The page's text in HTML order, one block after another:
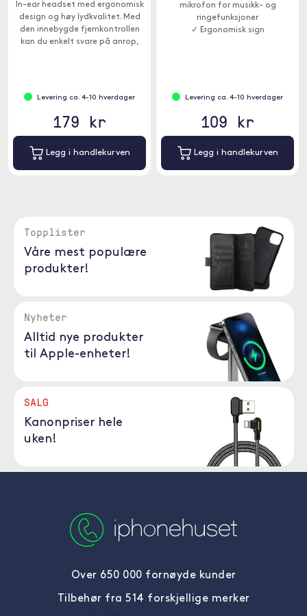
In-ear headset med ergonomisk
design og høy lydkvalitet. Med
den innebygde fjernkontrollen
kan du enkelt svare på anrop,
Levering ca. 4-10 hverdager
179 kr
Legg i handlekurven
mikrofon for musikk- og
ringefunksjoner
✓ Ergonomisk sign
Levering ca. 4-10 hverdager
109 kr
Legg i handlekurven
Topplister
Våre mest populære
produkter!
Nyheter
Alltid nye produkter
til Apple-enheter!
SALG
Kanonpriser hele
uken!
Over 650 000 fornøyde kunder
Tilbehør fra 514 forskjellige merker